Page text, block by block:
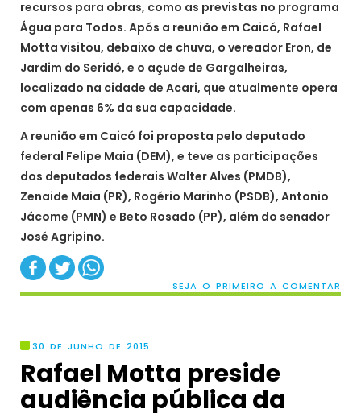
recursos para obras, como as previstas no programa
Água para Todos. Após a reunião em Caicó, Rafael
Motta visitou, debaixo de chuva, o vereador Eron, de
Jardim do Seridó, e o açude de Gargalheiras,
localizado na cidade de Acari, que atualmente opera
com apenas 6% da sua capacidade.
A reunião em Caicó foi proposta pelo deputado
federal Felipe Maia (DEM), e teve as participações
dos deputados federais Walter Alves (PMDB),
Zenaide Maia (PR), Rogério Marinho (PSDB), Antonio
Jácome (PMN) e Beto Rosado (PP), além do senador
José Agripino.
SEJA O PRIMEIRO A COMENTAR
30 DE JUNHO DE 2015
Rafael Motta preside
audiência pública da